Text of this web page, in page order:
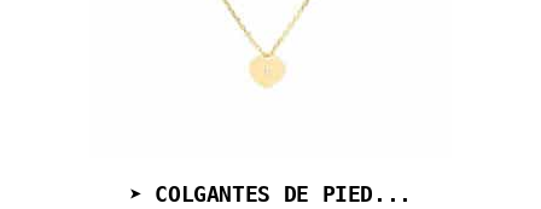
➤ COLGANTES DE PIED...